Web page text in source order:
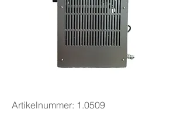
Artikelnummer: 1.0509